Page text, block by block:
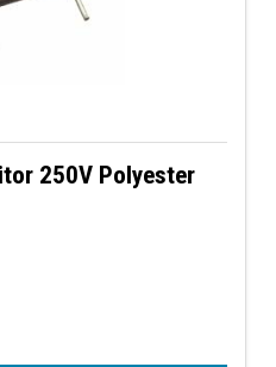
250V Polyester